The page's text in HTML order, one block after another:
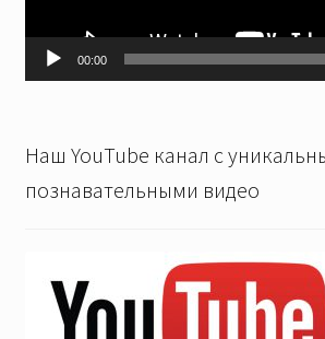
00:00
Наш YouTube канал с
познавательными видео